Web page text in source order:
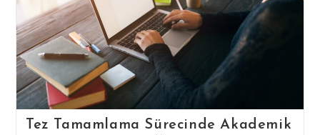
Tez Tamamlama Sürecinde Akademik